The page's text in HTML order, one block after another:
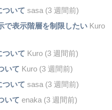
ついて sasa (3 週間前)
で表示階層を制限したいKuro
ついて Kuro (3 週間前)
いて Kuro (3 週間前)
ついて sasa (3 週間前)
いて enaka (3 週間前)